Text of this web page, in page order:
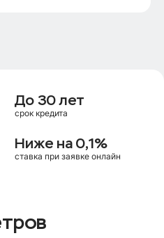
До 30 лет
срок кредита
Ниже на 0,1%
ставка при заявке онлайн